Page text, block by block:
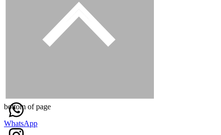
WhatsApp
bottom of page